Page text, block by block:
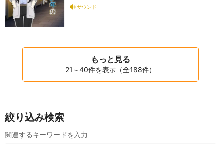
サウンド
もっと見る
21～40件を表示（全188件）
絞り込み検索
関連するキーワードを入力